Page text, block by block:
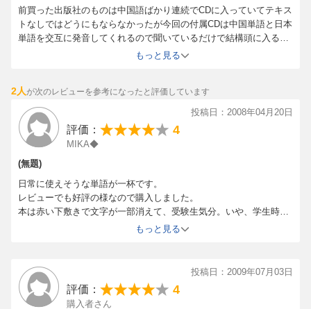
前買った出版社のものは中国語ばかり連続でCDに入っていてテキス
トなしではどうにもならなかったが今回の付属CDは中国単語と日本
単語を交互に発音してくれるので聞いているだけで結構頭に入る。
本を見ながら聞くとさらに効果的。
巻末には日本語から引ける索引が付いていて簡単な辞書としても使
える。ただし中国語からは引けないから中国語を翻訳したい人には
あまり役に立たない。あくまで「はじめての～」とタイトルにある
ように初心者には良書。
テキストは中国語が赤字、日本語が黒で書かれていて付属の赤い暗
記シートを使うと赤字が隠れて「日本語→中国語」の問題集にな
る。
余談だが表紙の右上にあるものは「CDが２枚ですよ～」のマークで
ある。近くで見ないと「８」に見える。
もっと見る
2人が次のレビューを参考になったと評価しています
投稿日：2008年04月20日
評価： 4
MIKA◆
(無題)
日常に使えそうな単語が一杯です。
レビューでも好評の様なので購入しました。
本は赤い下敷きで文字が一部消えて、受験生気分。いや、学生時代
もそんなの使ったこと無いんですけどネ。どう使うかはその人次第
ですが、これは日本語→中国語と読み上げて行くのが良いです。手
元に本が無くても聴くだけで耳慣らしになるんじゃないでしょう
か。ただ余りにも淡々と進んでいくので追うのが辛いときも有りま
もっと見る
投稿日：2009年07月03日
評価： 4
購入者さん